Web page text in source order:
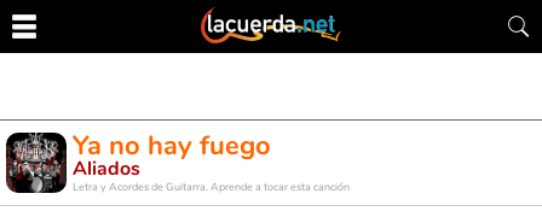
Ya no hay fuego
Aliados
Letra y Acordes de Guitarra. Aprende a tocar esta canción